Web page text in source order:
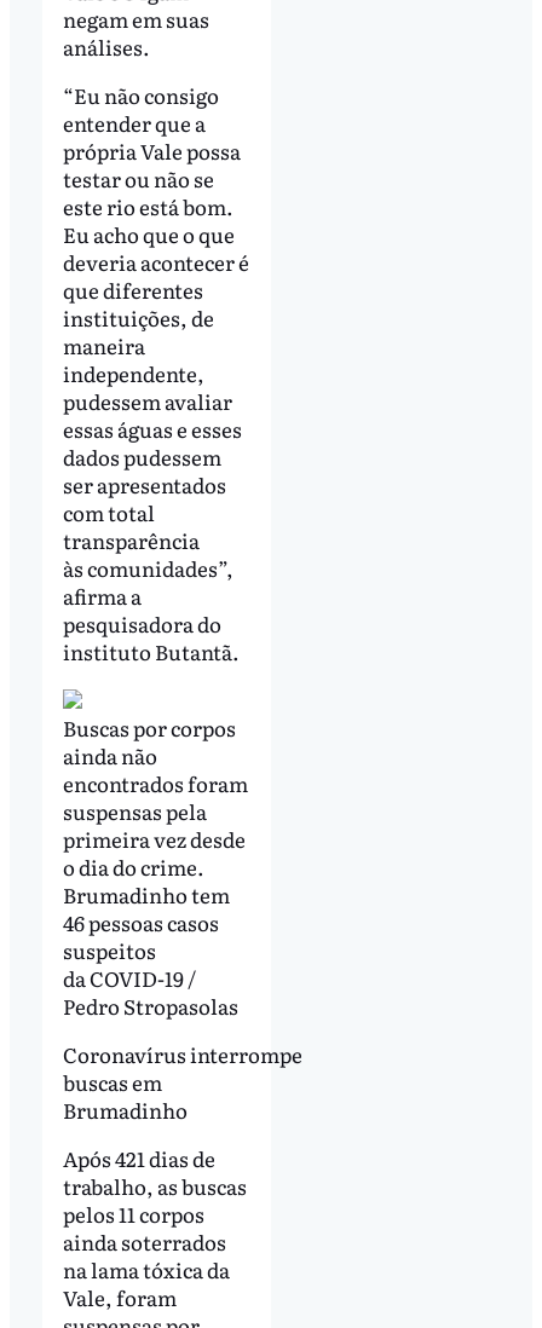
negam em suas
análises.
“Eu não consigo
entender que a
própria Vale possa
testar ou não se
este rio está bom.
Eu acho que o que
deveria acontecer é
que diferentes
instituições, de
maneira
independente,
pudessem avaliar
essas águas e esses
dados pudessem
ser apresentados
com total
transparência
às comunidades”,
afirma a
pesquisadora do
instituto Butantã.
Buscas por corpos
ainda não
encontrados foram
suspensas pela
primeira vez desde
o dia do crime.
Brumadinho tem
46 pessoas casos
suspeitos
da COVID-19 /
Pedro Stropasolas
Coronavírus interrompe
buscas em
Brumadinho
Após 421 dias de
trabalho, as buscas
pelos 11 corpos
ainda soterrados
na lama tóxica da
Vale, foram